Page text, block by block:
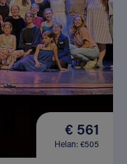
€ 561
Helan: €505